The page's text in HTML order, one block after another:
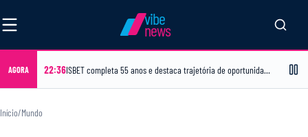
vibe
news
AGORA 22:36 ISBET completa 55 anos e destaca trajetória de oportunidades para jovens em todo o Brasil
Início/Mundo